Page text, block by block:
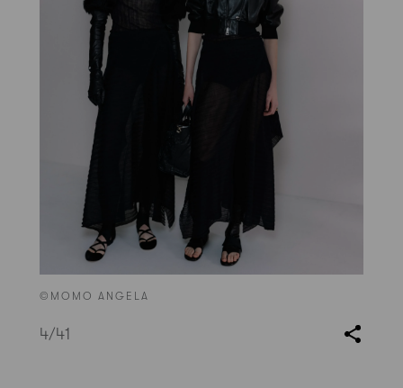
©MOMO ANGELA
4/41